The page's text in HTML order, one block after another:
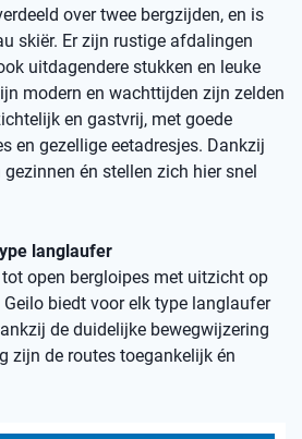
over twee bergzijden, en is
skiër. Er zijn rustige afdalingen
uitdagendere stukken en leuke
modern en wachttijden zijn zelden
en gastvrij, met goede
en gezellige eetadresjes. Dankzij
én stellen zich hier snel
langlaufer
open bergloipes met uitzicht op
biedt voor elk type langlaufer
de duidelijke bewegwijzering
zijn de routes toegankelijk én